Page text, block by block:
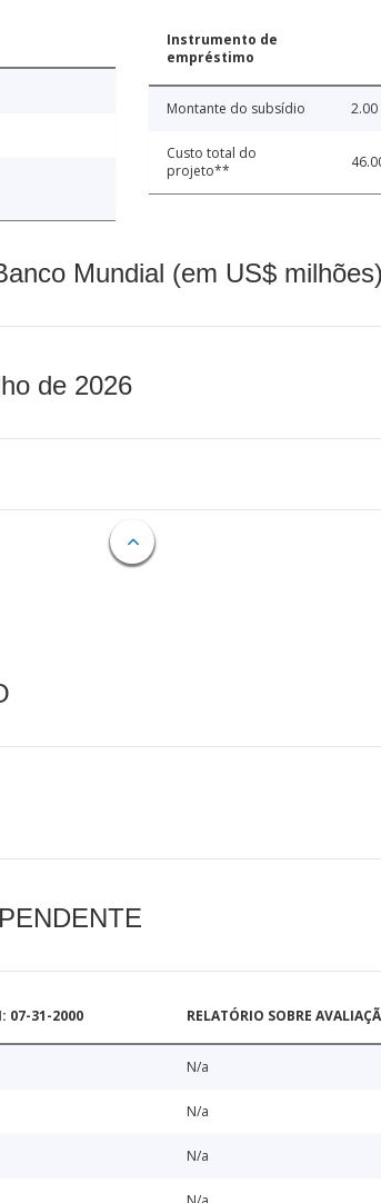
Instrumento de
empréstimo
Montante do subsídio 2.00
Custo total do
projeto**
Mundial (em US$
de 2026
07-31-2000 RELATÓRIO SOBRE
N/a
N/a
N/a